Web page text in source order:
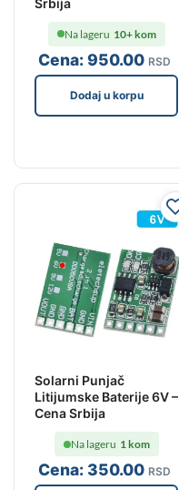
Cena:950.00 RSD
Na lageru 10+ kom
Dodaj u korpu
Solarni Punjač
Litijumske Baterije 6V –
Cena Srbija
Cena:350.00 RSD
Na lageru 1 kom